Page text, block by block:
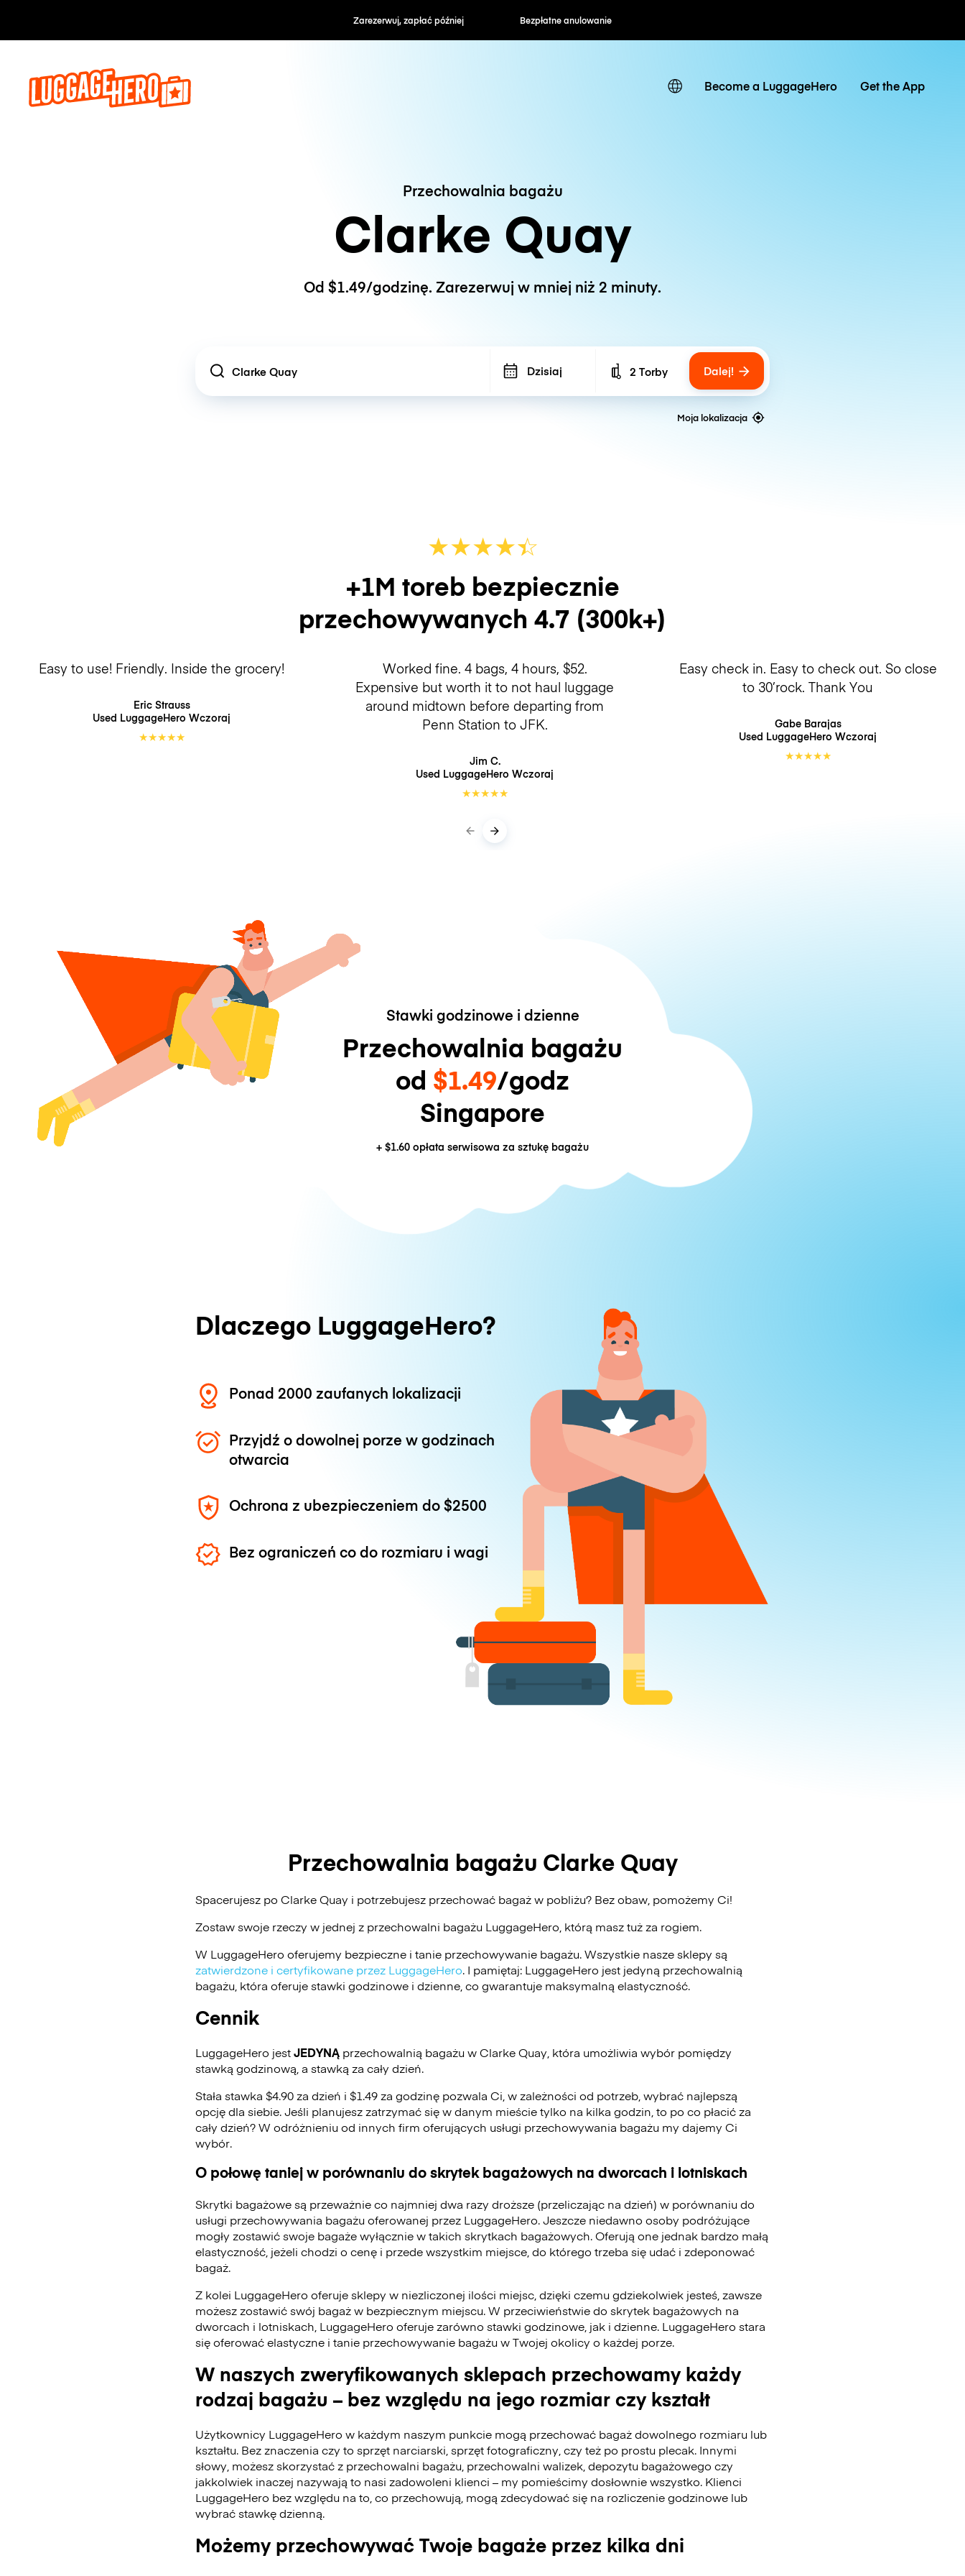
Zarezerwuj, zapłać później Bezpłatne anulowanie Stawki godzinowe / dzienne
Become a LuggageHero Get the App
Przechowalnia bagażu
Clarke Quay
Od $1.49/godzinę. Zarezerwuj w mniej niż 2 minuty.
Location Dzisiaj Number of bags
2 Torby Dalej!
Moja lokalizacja
★★★★☆
★
+1M toreb bezpiecznie
przechowywanych 4.7 (300k+)
Easy to use! Friendly. Inside the grocery!
Eric Strauss
Used LuggageHero Wczoraj
★★★★★
Worked fine. 4 bags, 4 hours, $52.
Expensive but worth it to not haul luggage
around midtown before departing from
Penn Station to JFK.
Jim C.
Used LuggageHero Wczoraj
★★★★★
Easy check in. Easy to check out. So close
to 30’rock. Thank You
Gabe Barajas
Used LuggageHero Wczoraj
★★★★★
Stawki godzinowe i dzienne
Przechowalnia bagażu
od $1.49/godz
Singapore
+ $1.60 opłata serwisowa za sztukę bagażu
Dlaczego LuggageHero?
Ponad 2000 zaufanych lokalizacji
Przyjdź o dowolnej porze w godzinach
otwarcia
Ochrona z ubezpieczeniem do$2500
Bez ograniczeń co do rozmiaru i wagi
Przechowalnia bagażu Clarke Quay
Spacerujesz po Clarke Quay i potrzebujesz przechować bagaż w pobliżu? Bez obaw, pomożemy Ci!
Zostaw swoje rzeczy w jednej z przechowalni bagażu LuggageHero , którą masz tuż za rogiem.
W LuggageHero oferujemy bezpieczne i tanie przechowywanie bagażu. Wszystkie nasze sklepy są
zatwierdzone i certyfikowane przez LuggageHero. I pamiętaj: LuggageHero jest jedyną przechowalnią
bagażu, która oferuje stawki godzinowe i dzienne, co gwarantuje maksymalną elastyczność.
Cennik
LuggageHero jestJEDYNĄ przechowalnią bagażu w Clarke Quay, która umożliwia wybór pomiędzy
stawką godzinową, a stawką za cały dzień.
Stała stawka $4.90 za dzień i $1.49 za godzinę pozwala Ci, w zależności od potrzeb, wybrać najlepszą
opcję dla siebie. Jeśli planujesz zatrzymać się w danym mieście tylko na kilka godzin, to po co płacić za
cały dzień? W odróżnieniu od innych firm oferujących usługi przechowywania bagażu my dajemy Ci
wybór.
O połowę taniej w porównaniu do skrytek bagażowych na dworcach i lotniskach
Skrytki bagażowe są przeważnie co najmniej dwa razy droższe (przeliczając na dzień) w porównaniu do
usługi przechowywania bagażu oferowanej przez LuggageHero. Jeszcze niedawno osoby podróżujące
mogły zostawić swoje bagaże wyłącznie w takich skrytkach bagażowych. Oferują one jednak bardzo małą
elastyczność, jeżeli chodzi o cenę i przede wszystkim miejsce, do którego trzeba się udać i zdeponować
bagaż.
Z kolei LuggageHero oferuje sklepy w niezliczonej ilości miejsc, dzięki czemu gdziekolwiek jesteś, zawsze
możesz zostawić swój bagaż w bezpiecznym miejscu. W przeciwieństwie do skrytek bagażowych na
dworcach i lotniskach, LuggageHero oferuje zarówno stawki godzinowe, jak i dzienne. LuggageHero stara
się oferować elastyczne i tanie przechowywanie bagażu w Twojej okolicy o każdej porze.
W naszych zweryfikowanych sklepach przechowamy każdy
rodzaj bagażu – bez względu na jego rozmiar czy kształt
Użytkownicy LuggageHero w każdym naszym punkcie mogą przechować bagaż dowolnego rozmiaru lub
kształtu. Bez znaczenia czy to sprzęt narciarski, sprzęt fotograficzny, czy też po prostu plecak. Innymi
słowy, możesz skorzystać z przechowalni bagażu, przechowalni walizek, depozytu bagażowego czy
jakkolwiek inaczej nazywają to nasi zadowoleni klienci – my pomieścimy dosłownie wszystko. Klienci
LuggageHero bez względu na to, co przechowują, mogą zdecydować się na rozliczenie godzinowe lub
wybrać stawkę dzienną.
Możemy przechowywać Twoje bagaże przez kilka dni